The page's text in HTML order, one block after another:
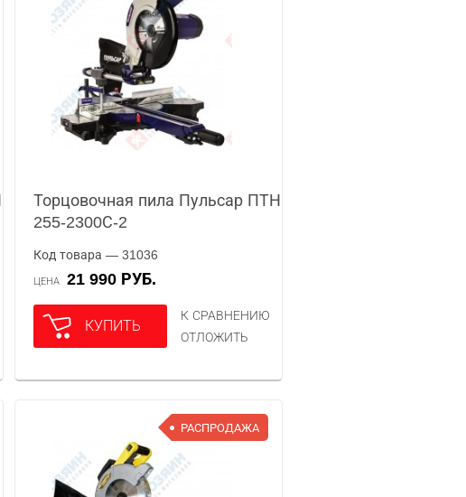
Торцовочная пила Пульсар ПТН
255-2300С-2
Код товара — 31036
ЦЕНА 21 990 РУБ.
КУПИТЬ
К СРАВНЕНИЮ
ОТЛОЖИТЬ
РАСПРОДАЖА